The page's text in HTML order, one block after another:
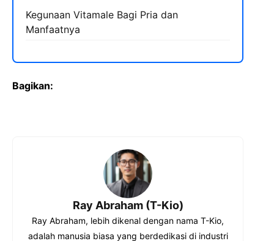
Kegunaan Vitamale Bagi Pria dan
Manfaatnya
Bagikan:
Ray Abraham (T-Kio)
Ray Abraham, lebih dikenal dengan nama T-Kio,
adalah manusia biasa yang berdedikasi di industri